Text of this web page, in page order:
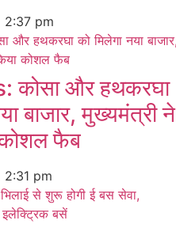
2:37 pm
कोसा और हथकरघा
बाजार, मुख्यमंत्री ने
कोशल फैब
2:31 pm